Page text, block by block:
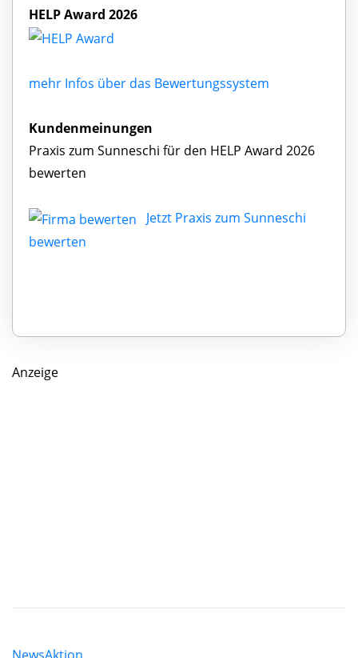
HELP Award 2026
mehr Infos über das Bewertungssystem
Kundenmeinungen
Praxis zum Sunneschi für den HELP Award 2026
bewerten
Jetzt Praxis zum Sunneschi
bewerten
Anzeige
NewsAktion